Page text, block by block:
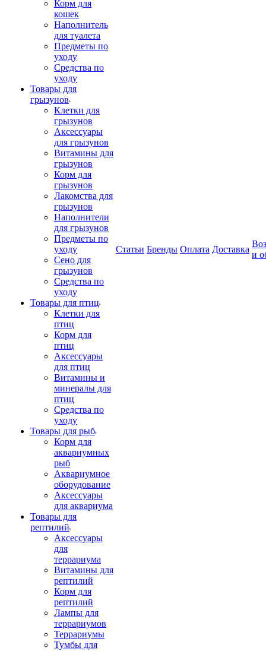
Корм для
кошек
Наполнитель
для туалета
Предметы по
уходу
Средства по
уходу
Товары для
грызунов
Клетки для
грызунов
Аксессуары
для грызунов
Витамины для
грызунов
Корм для
грызунов
Лакомства для
грызунов
Наполнители
для грызунов
Предметы по
уходу
Сено для
грызунов
Средства по
уходу
Товары для птиц
Клетки для
птиц
Корм для
птиц
Аксессуары
для птиц
Витамины и
минералы для
птиц
Средства по
уходу
Товары для рыб
Корм для
аквариумных
рыб
Аквариумное
оборудование
Аксессуары
для аквариума
Товары для
рептилий
Аксессуары
для
террариума
Витамины для
рептилий
Корм для
рептилий
Лампы для
террариумов
Террариумы
Тумбы для
Статьи Бренды Оплата Доставка
и